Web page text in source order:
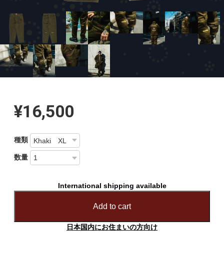
¥16,500
種類
数量
International shipping available
Add to cart
日本国内にお住まいの方向け